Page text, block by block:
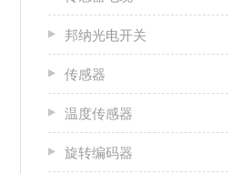
邦纳光电开关
传感器
温度传感器
旋转编码器